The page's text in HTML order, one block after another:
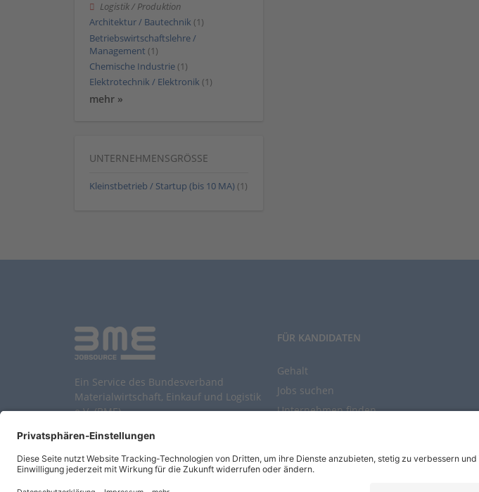
Logistik / Produktion
Architektur / Bautechnik (1)
Betriebswirtschaftslehre /
Management (1)
Chemische Industrie (1)
Elektrotechnik / Elektronik (1)
mehr »
UNTERNEHMENSGRÖSSE
Kleinstbetrieb / Startup (bis 10 MA) (1)
Ein Service des Bundesverband
Materialwirtschaft, Einkauf und Logistik
e.V. (BME)
FÜR KANDIDATEN
Gehalt
Jobs suchen
Unternehmen finden